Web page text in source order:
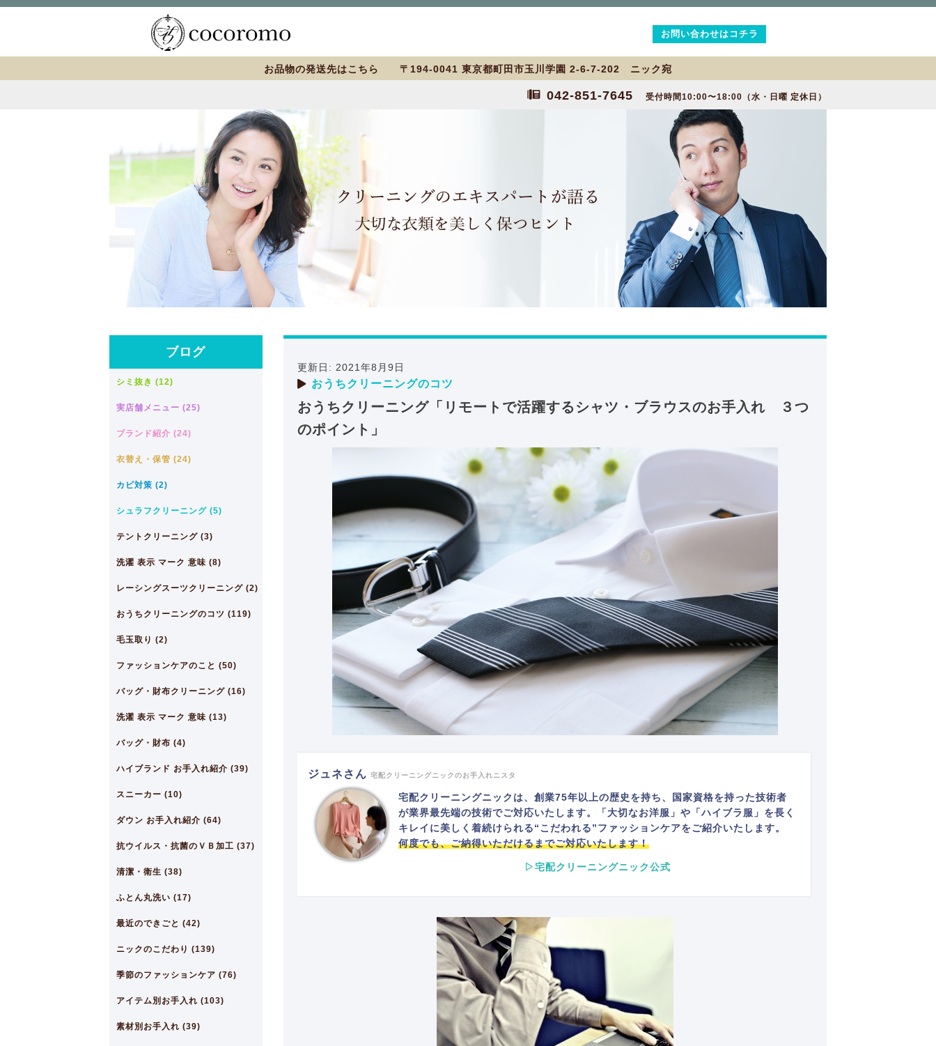
お問い合わせはコチラ
お品物の発送先はこちら 〒194-0041 東京都町田市玉川学園 2-6-7-202 ニック宛
042-851-7645 受付時間10:00〜18:00（水・日曜 定休日）
更新日: 2021年8月9日
おうちクリーニングのコツ
おうちクリーニング「リモートで活躍するシャツ・ブラウスのお手入れ ３つ
のポイント」
ジュネさん 宅配クリーニングニックのお手入れニスタ
宅配クリーニングニックは、創業75年以上の歴史を持ち、国家資格を持った技術者
が業界最先端の技術でご対応いたします。「大切なお洋服」や「ハイブラ服」を長く
キレイに美しく着続けられる“こだわれる”ファッションケアをご紹介いたします。
何度でも、ご納得いただけるまでご対応いたします！
▷宅配クリーニングニック公式
ブログ
シミ抜き (12)
実店舗メニュー (25)
ブランド紹介 (24)
衣替え・保管 (24)
カビ対策 (2)
シュラフクリーニング (5)
テントクリーニング (3)
洗濯 表示 マーク 意味 (8)
レーシングスーツクリーニング (2)
おうちクリーニングのコツ (119)
毛玉取り (2)
ファッションケアのこと (50)
バッグ・財布クリーニング (16)
洗濯 表示 マーク 意味 (13)
バッグ・財布 (4)
ハイブランド お手入れ紹介 (39)
スニーカー (10)
ダウン お手入れ紹介 (64)
抗ウイルス・抗菌のＶＢ加工 (37)
清潔・衛生 (38)
ふとん丸洗い (17)
最近のできごと (42)
ニックのこだわり (139)
季節のファッションケア (76)
アイテム別お手入れ (103)
素材別お手入れ (39)